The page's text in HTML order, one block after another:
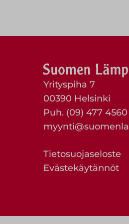
Yrityspiha 7
00390 Helsinki
Puh. (09) 477 4560
Tietosuojaseloste
Evästekäytännöt